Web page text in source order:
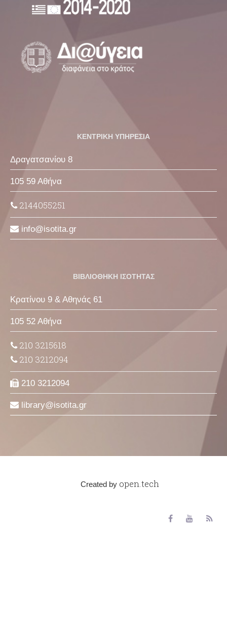
ΚΕΝΤΡΙΚΗ ΥΠΗΡΕΣΙΑ
Δραγατσανίου 8
105 59 Αθήνα
2144055251
info isotita gr
ΒΙΒΛΙΟΘΗΚΗ ΙΣΟΤΗΤΑΣ
Κρατίνου 9 & Αθηνάς 61
105 52 Αθήνα
210 3215618
210 3212094
210 3212094
library isotita gr
Created by open.tech